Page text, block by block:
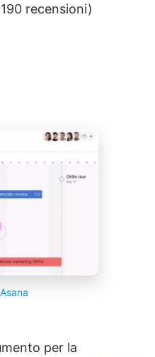
recensioni)
Asana
per la